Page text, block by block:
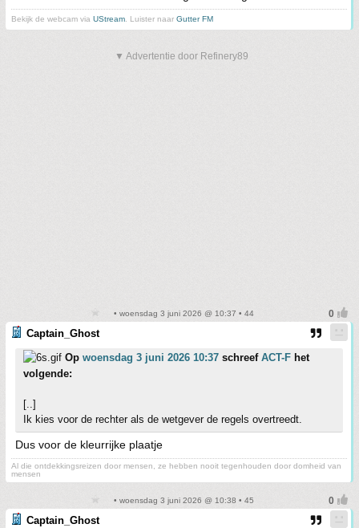
Bekijk de webcam via UStream . Luister naar Gutter FM
▼ Advertentie door Refinery89
• woensdag 3 juni 2026 @ 10:37 • 44
Captain_Ghost
Op woensdag 3 juni 2026 10:37 schreef ACT-F het
volgende:
[..]
Ik kies voor de rechter als de wetgever de regels overtreedt.
Dus voor de kleurrijke plaatje
Al die ontdekkingsreizen door mensen, ze hebben nooit tegenhouden door domheid van
mensen
• woensdag 3 juni 2026 @ 10:38 • 45
Captain_Ghost